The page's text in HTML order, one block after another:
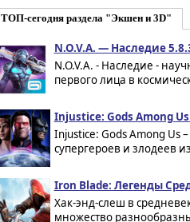
ТОП-сегодня раздела "Экшен и 3D"
N.O.V.A. — Наследие
N.O.V.A. - Наследие -
первого лица в
Injustice: Gods Among
Injustice: Gods Among Us
супергероев и злодеев
Iron Blade: Легенды
Хак-энд-слеш в
множество